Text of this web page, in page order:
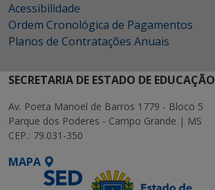
Acessibilidade
Ordem Cronológica de Pagamentos
Planos de Contratações Anuais
SECRETARIA DE ESTADO DE EDUCAÇÃO
Av. Poeta Manoel de Barros 1779 - Bloco 5
Parque dos Poderes - Campo Grande | MS
CEP.: 79.031-350
MAPA